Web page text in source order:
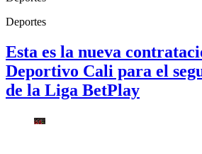
Deportes
Esta es la nueva
Deportivo Cali para el
de la Liga BetPlay